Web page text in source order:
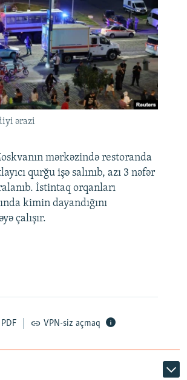
ərazi
mərkəzində restoranda
qurğu işə salınıb, azı 3 nəfər
İstintaq orqanları
kimin dayandığını
çalışır.
PDF VPN-siz açmaq